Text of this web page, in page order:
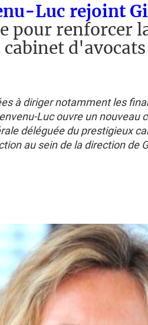
Luc rejoint
pour renforcer
d'avocats
à diriger notamment les
Luc ouvre un nouveau
déléguée du prestigieux
au sein de la direction de